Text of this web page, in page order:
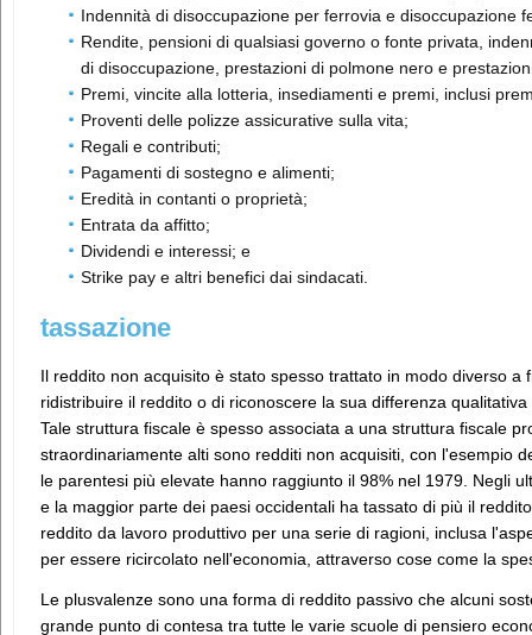
Indennità di disoccupazione per ferrovia e disoccupazione
Rendite, pensioni di qualsiasi governo o fonte privata,
di disoccupazione, prestazioni di polmone nero e
Premi, vincite alla lotteria, insediamenti e premi, inclusi
Proventi delle polizze assicurative sulla vita;
Regali e contributi;
Pagamenti di sostegno e alimenti;
Eredità in contanti o proprietà;
Entrata da affitto;
Dividendi e interessi; e
Strike pay e altri benefici dai sindacati.
tassazione
Il reddito non acquisito è stato spesso trattato in modo diverso
ridistribuire il reddito o di riconoscere la sua differenza
Tale struttura fiscale è spesso associata a una struttura fiscale
straordinariamente alti sono redditi non acquisiti, con l'esempio
le parentesi più elevate hanno raggiunto il 98% nel 1979. Negli
e la maggior parte dei paesi occidentali ha tassato di più il
reddito da lavoro produttivo per una serie di ragioni, inclusa
per essere ricircolato nell'economia, attraverso cose come la
Le plusvalenze sono una forma di reddito passivo che alcuni
grande punto di contesa tra tutte le varie scuole di pensiero